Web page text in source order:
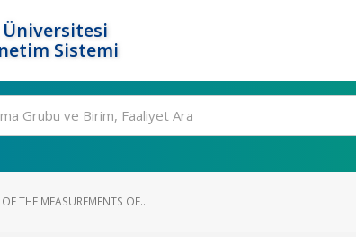
Sistemi
THE MEASUREMENTS OF...